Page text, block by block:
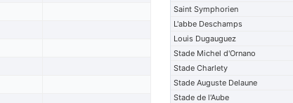
Saint Symphorien
L'abbe Deschamps
Louis Dugauguez
Stade Michel d'Ornano
Stade Charlety
Stade Auguste Delaune
Stade de l'Aube